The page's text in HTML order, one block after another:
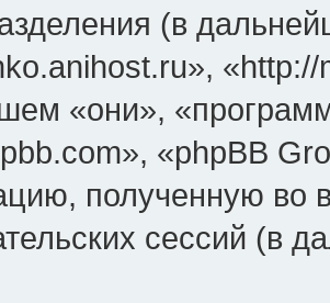
(в
«они»,
«phpBB
полученную во
сессий (в